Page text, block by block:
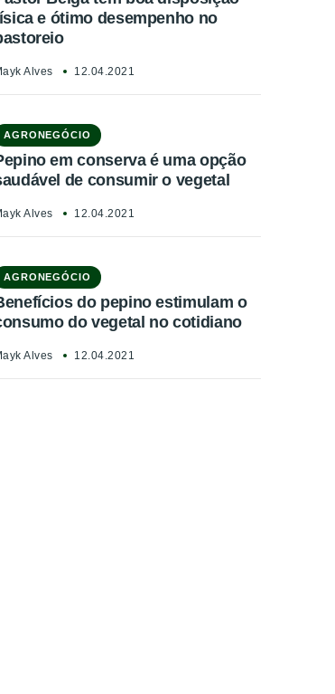
e ótimo desempenho no
Alves 12.04.2021
AGRONEGÓCIO
em conserva é uma opção
de consumir o vegetal
Alves 12.04.2021
AGRONEGÓCIO
do pepino estimulam o
do vegetal no cotidiano
Alves 12.04.2021